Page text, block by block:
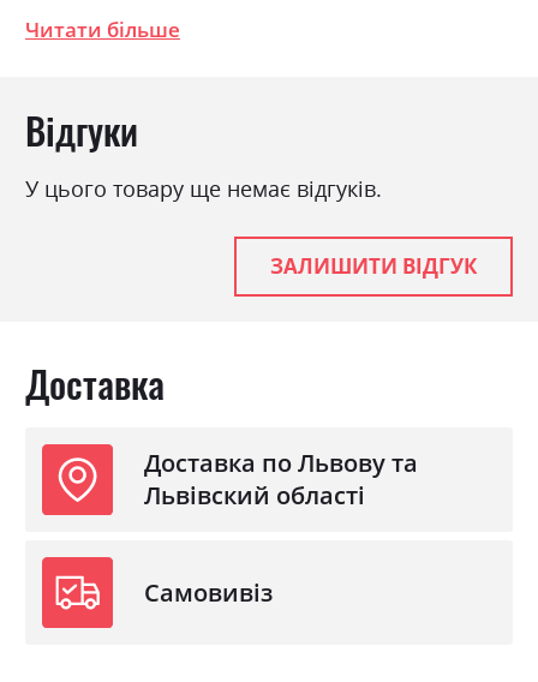
Стиль
Розкладний
так
так
150х192
Читати більше
Відгуки
У цього товару ще немає відгуків.
ЗАЛИШИТИ ВІДГУК
Доставка
Доставка по Львову та
Львівский області
Самовивіз